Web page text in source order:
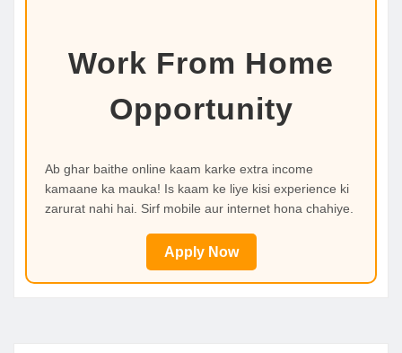
Work From Home
Opportunity
Ab ghar baithe online kaam karke extra income
kamaane ka mauka! Is kaam ke liye kisi experience ki
zarurat nahi hai. Sirf mobile aur internet hona chahiye.
Apply Now